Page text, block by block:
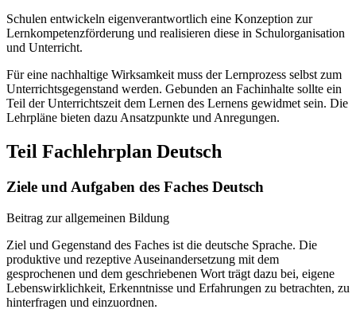
Schulen entwickeln eigenverantwortlich eine Konzeption zur
Lernkompetenzförderung und realisieren diese in Schulorganisation
und Unterricht.
Für eine nachhaltige Wirksamkeit muss der Lernprozess selbst zum
Unterrichtsgegenstand werden. Gebunden an Fachinhalte sollte ein
Teil der Unterrichtszeit dem Lernen des Lernens gewidmet sein. Die
Lehrpläne bieten dazu Ansatzpunkte und Anregungen.
Teil Fachlehrplan Deutsch
Ziele und Aufgaben des Faches Deutsch
Beitrag zur allgemeinen Bildung
Ziel und Gegenstand des Faches ist die deutsche Sprache. Die
produktive und rezeptive Auseinandersetzung mit dem
gesprochenen und dem geschriebenen Wort trägt dazu bei, eigene
Lebenswirklichkeit, Erkenntnisse und Erfahrungen zu betrachten, zu
hinterfragen und einzuordnen.